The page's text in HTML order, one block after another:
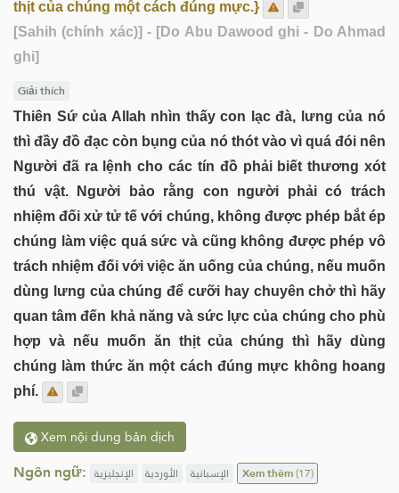
thịt của chúng một cách đúng mực.}
[Sahih (chính xác)] - [Do Abu Dawood ghi - Do Ahmad
ghi]
Giải thích
Thiên Sứ của Allah nhìn thấy con lạc đà, lưng của nó
thì đầy đồ đạc còn bụng của nó thót vào vì quá đói nên
Người đã ra lệnh cho các tín đồ phải biết thương xót
thú vật. Người bảo rằng con người phải có trách
nhiệm đối xử tử tế với chúng, không được phép bắt ép
chúng làm việc quá sức và cũng không được phép vô
trách nhiệm đối với việc ăn uống của chúng, nếu muốn
dùng lưng của chúng để cưỡi hay chuyên chở thì hãy
quan tâm đến khả năng và sức lực của chúng cho phù
hợp và nếu muốn ăn thịt của chúng thì hãy dùng
chúng làm thức ăn một cách đúng mực không hoang
phí.
Xem nội dung bản dịch
Ngôn ngữ: الإنجليزية الأوردية الإسبانية Xem thêm(17)